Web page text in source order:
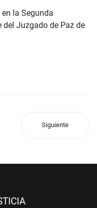
la Segunda
Juzgado de Paz de
Siguiente